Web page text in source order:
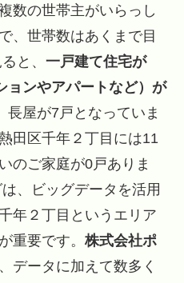
数の世帯主がいらっし
、世帯数はあくまで目
と、 一戸建て住宅が
ョンやアパートなど）が
長屋が7戸となっていま
田区千年２丁目には11
のご家庭が0戸ありま
、ビッグデータを活用
年２丁目というエリア
重要です。 株式会社ポ
データに加えて数多く